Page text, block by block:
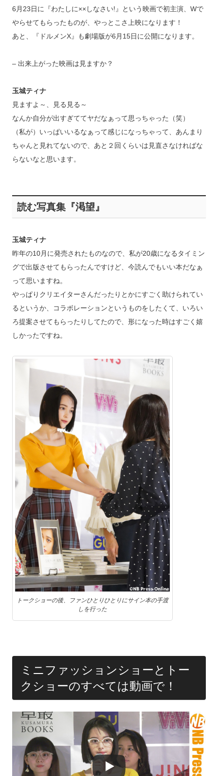
6月23日に『わたしに××しなさい!』という映画で初主演、Wで
やらせてもらったものが、やっとこさ上映になります！
あと、『ドルメンX』も劇場版が6月15日に公開になります。
– 出来上がった映画は見ますか？
玉城ティナ
見ますよ～、見る見る～
なんか自分が出すぎててヤだなぁって思っちゃった（笑）
（私が）いっぱいいるなぁって感じになっちゃって、あんまり
ちゃんと見れてないので、あと２回くらいは見直さなければな
らないなと思います。
読む写真集『渇望』
玉城ティナ
昨年の10月に発売されたものなので、私が20歳になるタイミン
グで出版させてもらったんですけど、今読んでもいい本だなぁ
って思いますね。
やっぱりクリエイターさんだったりとかにすごく助けられてい
るというか、コラボレーションというものをしたくて、いろい
ろ提案させてもらったりしてたので、形になった時はすごく嬉
しかったですね。
トークショーの後、ファンひとりひとりにサイン本の手渡
しを行った
ミニファッションショーとトー
クショーのすべては動画で！